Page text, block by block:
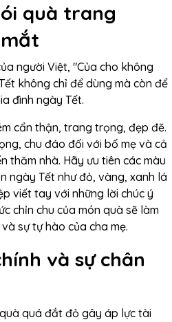
quà trang
người Việt, "Của cho không
không chỉ để dùng mà còn để
đình ngày Tết.
cẩn thận, trang trọng, đẹp đẽ.
chu đáo đối với bố mẹ và cả
thăm nhà. Hãy ưu tiên các màu
ngày Tết như đỏ, vàng, xanh lá
viết tay với những lời chúc ý
chỉn chu của món quà sẽ làm
sự tự hào của cha mẹ.
và sự chân
quá đắt đỏ gây áp lực tài